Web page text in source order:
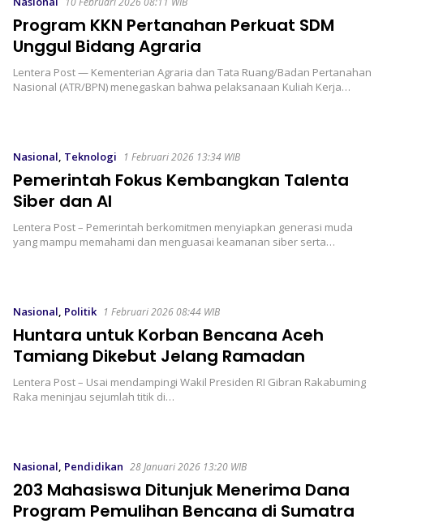
Program KKN Pertanahan Perkuat SDM
Unggul Bidang Agraria
Lentera Post — Kementerian Agraria dan Tata Ruang/Badan Pertanahan
Nasional (ATR/BPN) menegaskan bahwa pelaksanaan Kuliah Kerja…
Nasional, Teknologi 1 Februari 2026 13:34 WIB
Pemerintah Fokus Kembangkan Talenta
Siber dan AI
Lentera Post – Pemerintah berkomitmen menyiapkan generasi muda
yang mampu memahami dan menguasai keamanan siber serta…
Nasional, Politik 1 Februari 2026 08:44 WIB
Huntara untuk Korban Bencana Aceh
Tamiang Dikebut Jelang Ramadan
Lentera Post – Usai mendampingi Wakil Presiden RI Gibran Rakabuming
Raka meninjau sejumlah titik di…
Nasional, Pendidikan 28 Januari 2026 13:20 WIB
203 Mahasiswa Ditunjuk Menerima Dana
Program Pemulihan Bencana di Sumatra